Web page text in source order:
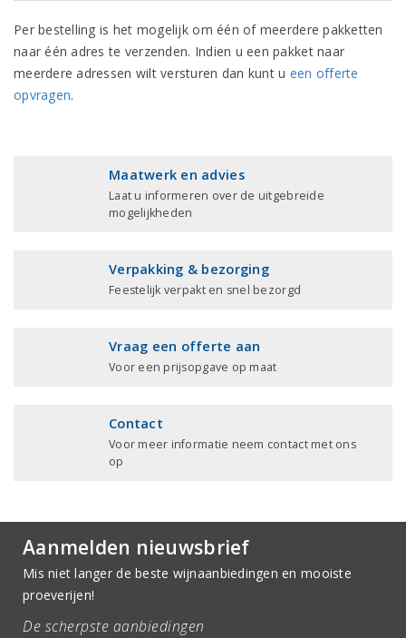
Per bestelling is het mogelijk om één of meerdere pakketten
naar één adres te verzenden. Indien u een pakket naar
meerdere adressen wilt versturen dan kunt u een offerte
opvragen.
Maatwerk en advies
Laat u informeren over de uitgebreide
mogelijkheden
Verpakking & bezorging
Feestelijk verpakt en snel bezorgd
Vraag een offerte aan
Voor een prijsopgave op maat
Contact
Voor meer informatie neem contact met ons
op
Aanmelden nieuwsbrief
Mis niet langer de beste wijnaanbiedingen en mooiste
proeverijen!
De scherpste aanbiedingen